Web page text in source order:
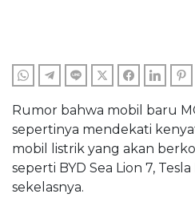
WHATSAPPTELEGRAM
LINE TWITTERFACEBOOK
Rumor bahwa mobil baru
sepertinya mendekati
mobil listrik yang akan
seperti BYD Sea Lion 7,
sekelasnya.